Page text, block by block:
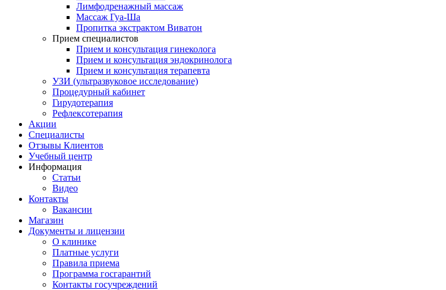
Лимфодренажный массаж
Массаж Гуа-Ша
Пропитка экстрактом Виватон
Прием специалистов
Прием и консультация гинеколога
Прием и консультация эндокринолога
Прием и консультация терапевта
УЗИ (ультразвуковое исследование)
Процедурный кабинет
Гирудотерапия
Рефлексотерапия
Акции
Специалисты
Отзывы Клиентов
Учебный центр
Информация
Статьи
Видео
Контакты
Вакансии
Магазин
Документы и лицензии
О клинике
Платные услуги
Правила приема
Программа госгарантий
Контакты госучреждений